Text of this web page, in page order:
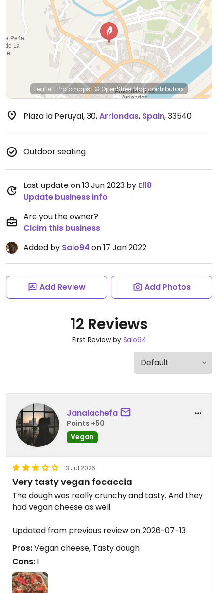
Leaflet | Protomaps|© OpenStreetMap contributors
Plaza la Peruyal, 30,Arriondas, Spain,33540
Outdoor seating
Last update on 13 Jun 2023 by El18
Update business info
Are you the owner?
Claim this business
Added by Salo94 on 17 Jan 2022
Add Review Add Photos
12 Reviews
First Review by Salo94
Janalachefa
Points +50
Vegan
13 Jul 2026
Very tasty vegan focaccia
The dough was really crunchy and tasty. And they
had vegan cheese as well.
Updated from previous review on 2026-07-13
Pros:Vegan cheese, Tasty dough
Cons: I